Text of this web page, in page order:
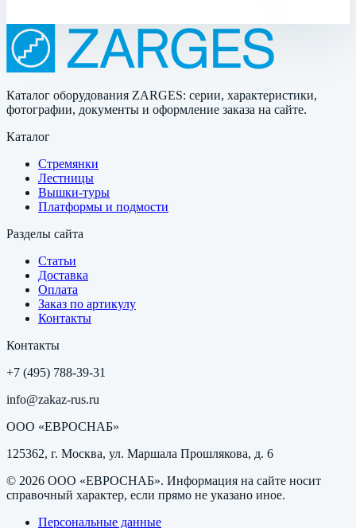
Каталог оборудования ZARGES: серии, характеристики,
фотографии, документы и оформление заказа на сайте.
Каталог
Стремянки
Лестницы
Вышки-туры
Платформы и подмости
Разделы сайта
Статьи
Доставка
Оплата
Заказ по артикулу
Контакты
Контакты
+7 (495) 788-39-31
info@zakaz-rus.ru
ООО «ЕВРОСНАБ»
125362, г. Москва, ул. Маршала Прошлякова, д. 6
© 2026 ООО «ЕВРОСНАБ». Информация на сайте носит
справочный характер, если прямо не указано иное.
Персональные данные